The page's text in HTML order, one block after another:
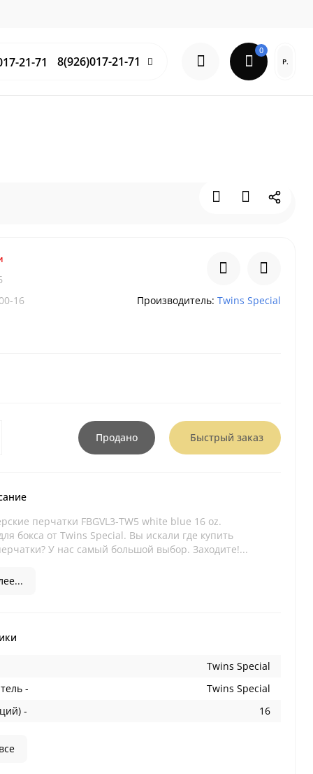
8(926)017-21-71
0
Р.
16
Производитель: Twins Special
Продано Быстрый заказ
перчатки FBGVL3-TW5 white blue 16 oz.
бокса от Twins Special. Вы искали где купить
У нас самый большой выбор. Заходите!...
Twins Special
-
Twins Special
-
16